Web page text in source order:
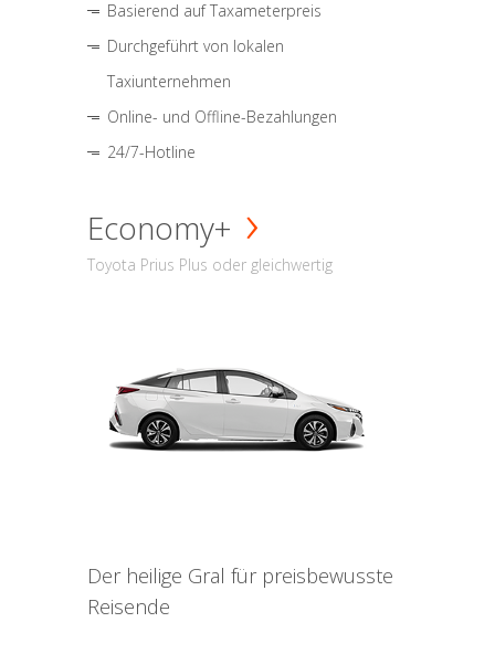
Basierend auf Taxameterpreis
Durchgeführt von lokalen
Taxiunternehmen
Online- und Offline-Bezahlungen
24/7-Hotline
Economy+
Toyota Prius Plus oder gleichwertig
Der heilige Gral für preisbewusste
Reisende